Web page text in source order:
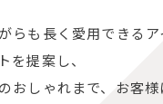
らも長く愛用できる
を提案し、
おしゃれまで、お客